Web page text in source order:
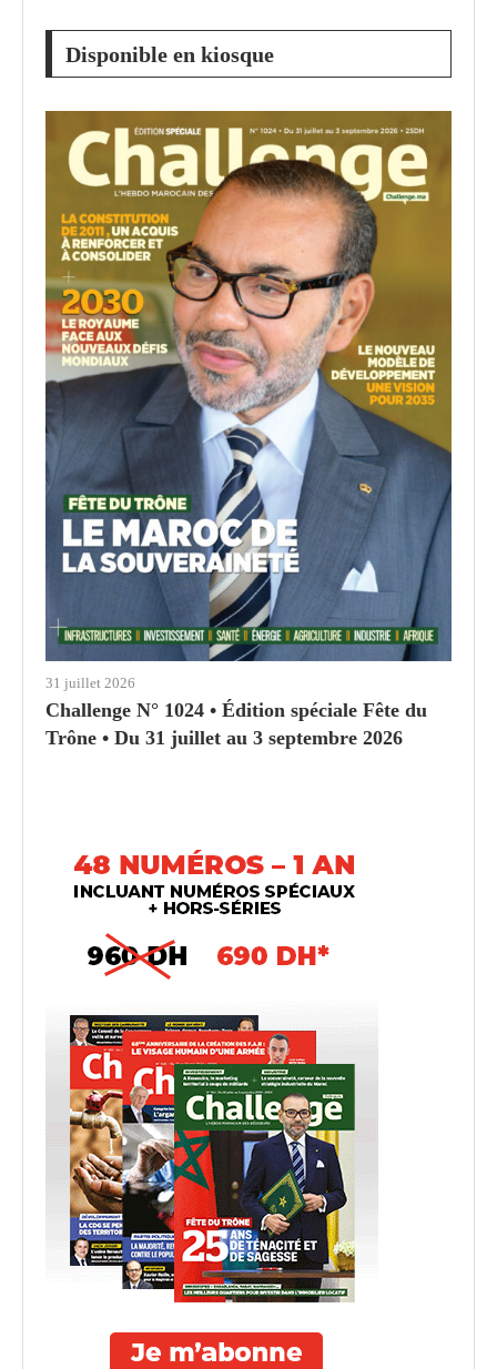
Disponible en kiosque
31 juillet 2026
Challenge N° 1024 • Édition spéciale Fête du
Trône • Du 31 juillet au 3 septembre 2026